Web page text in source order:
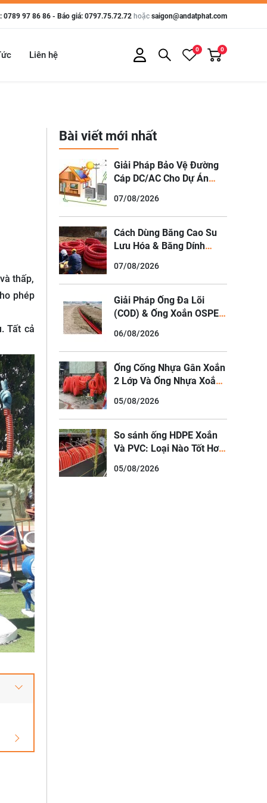
0789 97 86 86 - Báo giá: 0797.75.72.72 hoặc saigon@andatphat.com
Liên hệ
0 0
thấp,
phép
Tất cả
Bài viết mới nhất
Giải Pháp Bảo Vệ Đường
Cáp DC/AC Cho Dự Án
& Solar Rooftop)
07/08/2026
Cách Dùng Băng Cao Su
Lưu Hóa & Băng Dính
Nối Ống HDPE Ngâm Nước
07/08/2026
Giải Pháp Ống Đa Lõi
(COD) & Ống Xoắn OSPEN
Cáp Quang Đô Thị
06/08/2026
Ống Cống Nhựa Gân Xoắn
2 Lớp Và Ống Nhựa Xoắn
05/08/2026
So sánh ống HDPE Xoắn
Và PVC: Loại Nào Tốt Hơn
05/08/2026